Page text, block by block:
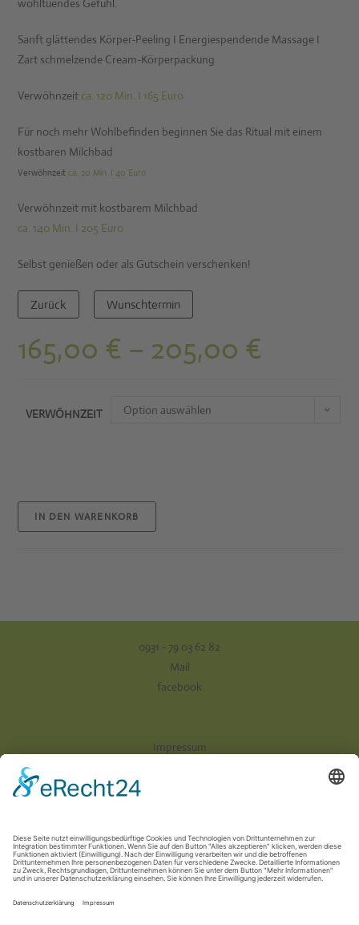
wohltuendes Gefühl.
Sanft glättendes Körper-Peeling I Energiespendende Massage I
Zart schmelzende Cream-Körperpackung
Verwöhnzeit ca. 120 Min. I 165 Euro
Für noch mehr Wohlbefinden beginnen Sie das Ritual mit einem
kostbaren Milchbad
Verwöhnzeitca. 20 Min. I 40 Euro
Verwöhnzeit mit kostbarem Milchbad
ca. 140 Min. I 205 Euro
Selbst genießen oder als Gutschein verschenken!
Zurück Wunschtermin
165,00 € – 205,00 €
VERWÖHNZEIT Option auswählen
IN DEN WARENKORB
0931 - 79 03 62 82
Mail
facebook
Impressum
Versand & Zahlung